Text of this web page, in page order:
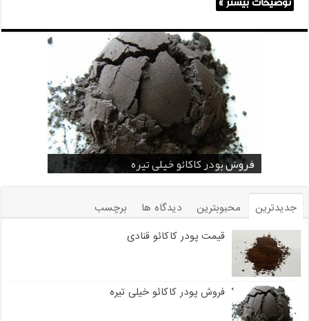
قیمت پودر کاکائو قنادی
فروش پودر کاکائو خیلی تیره
قیمت پودر کاکائو کارگیل
فروش ضد کلوخه پودر کاکائو ( Anti Cake )
خرید پودر کاکائو و کافی میت در کرمان
فروش پودر کاکائو و کافی میت در اصفهان
خرید اسانس پودری شکلات 10 کیلویی
خرید اسانس پودری قهوه
خرید کافی کریمر غیر لبنی 25 کیلویی اندونزی
جدیدترین محبوبترین دیدگاه ها
برچسب
قیمت پودر کاکائو قنادی
فروش پودر کاکائو خیلی تیره